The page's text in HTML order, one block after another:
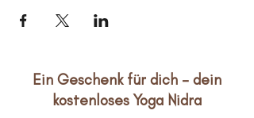
Ein Geschenk für dich – dein
kostenloses Yoga Nidra